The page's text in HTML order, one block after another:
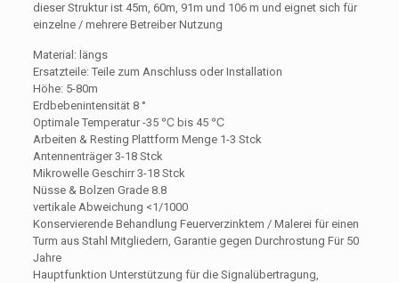
dieser Struktur ist 45m, 60m, 91m und 106 m und eignet sich für
einzelne / mehrere Betreiber Nutzung
Material: längs
Ersatzteile: Teile zum Anschluss oder Installation
Höhe: 5-80m
Erdbebenintensität 8 °
Optimale Temperatur -35 ℃ bis 45 ℃
Arbeiten & Resting Plattform Menge 1-3 Stck
Antennenträger 3-18 Stck
Mikrowelle Geschirr 3-18 Stck
Nüsse & Bolzen Grade 8.8
vertikale Abweichung <1/1000
Konservierende Behandlung Feuerverzinktem / Malerei für einen
Turm aus Stahl Mitgliedern, Garantie gegen Durchrostung Für 50
Jahre
Hauptfunktion Unterstützung für die Signalübertragung,